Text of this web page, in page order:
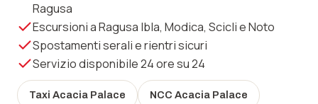
Ragusa
Escursioni a Ragusa Ibla, Modica, Scicli e Noto
Spostamenti serali e rientri sicuri
Servizio disponibile 24 ore su 24
Taxi Acacia Palace NCC Acacia Palace